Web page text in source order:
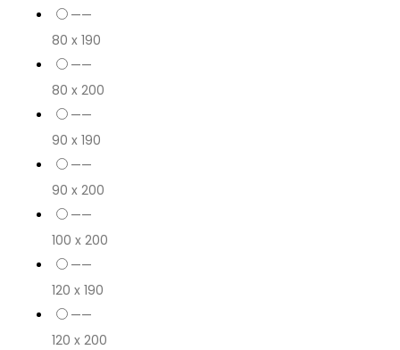
——
80 x 190
——
80 x 200
——
90 x 190
——
90 x 200
——
100 x 200
——
120 x 190
——
120 x 200